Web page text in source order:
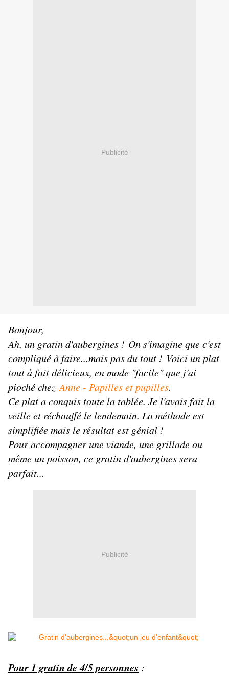
Publicité
Bonjour,
Ah, un gratin d'aubergines ! On s'imagine que c'est
compliqué à faire...mais pas du tout ! Voici un plat
tout à fait délicieux, en mode "facile" que j'ai
pioché chez Anne - Papilles et pupilles.
Ce plat a conquis toute la tablée. Je l'avais fait la
veille et réchauffé le lendemain. La méthode est
simplifiée mais le résultat est génial !
Pour accompagner une viande, une grillade ou
même un poisson, ce gratin d'aubergines sera
parfait...
Publicité
Pour 1 gratin de 4/5 personnes :